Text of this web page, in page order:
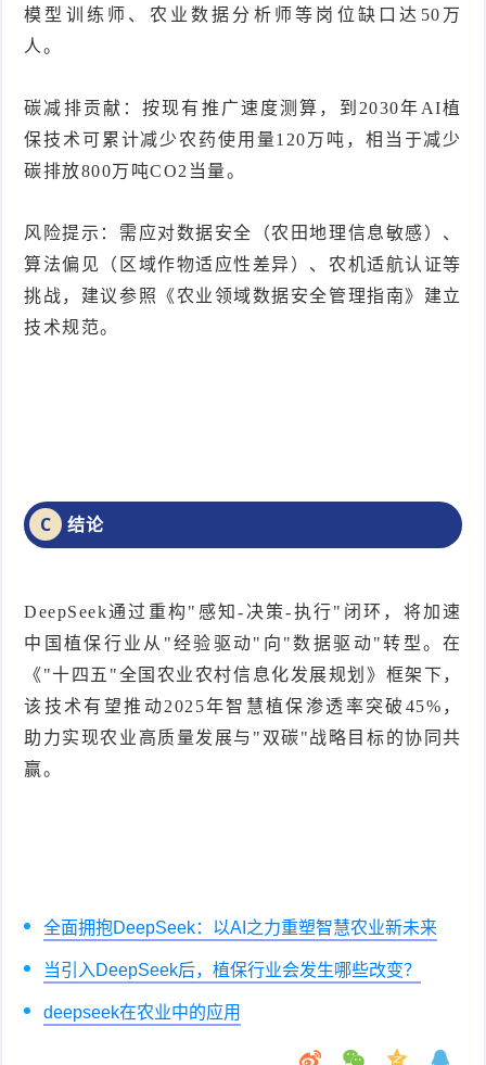
模型训练师、农业数据分析师等岗位缺口达50万
人。
碳减排贡献：按现有推广速度测算，到2030年AI植
保技术可累计减少农药使用量120万吨，相当于减少
碳排放800万吨CO2当量。
风险提示：需应对数据安全（农田地理信息敏感）、
算法偏见（区域作物适应性差异）、农机适航认证等
挑战，建议参照《农业领域数据安全管理指南》建立
技术规范。
C 结论
DeepSeek通过重构"感知-决策-执行"闭环，将加速
中国植保行业从"经验驱动"向"数据驱动"转型。在
《"十四五"全国农业农村信息化发展规划》框架下，
该技术有望推动2025年智慧植保渗透率突破45%，
助力实现农业高质量发展与"双碳"战略目标的协同共
赢。
全面拥抱DeepSeek：以AI之力重塑智慧农业新未来
当引入DeepSeek后，植保行业会发生哪些改变？
deepseek在农业中的应用